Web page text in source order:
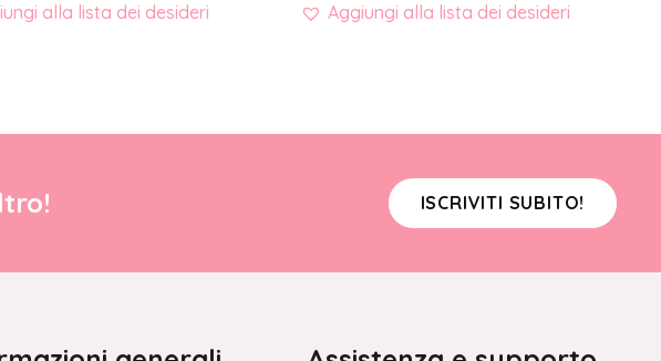
alla lista dei desideri Aggiungi alla lista dei desideri
ISCRIVITI SUBITO!